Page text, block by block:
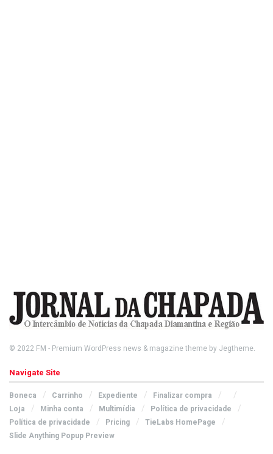
© 2022 FM - Premium WordPress news & magazine theme by Jegtheme.
Navigate Site
Boneca Carrinho Expediente
Finalizar compra
Loja
Minha conta Multimídia
Política de privacidade
Política de privacidade
Pricing
TieLabs HomePage
Slide Anything Popup Preview